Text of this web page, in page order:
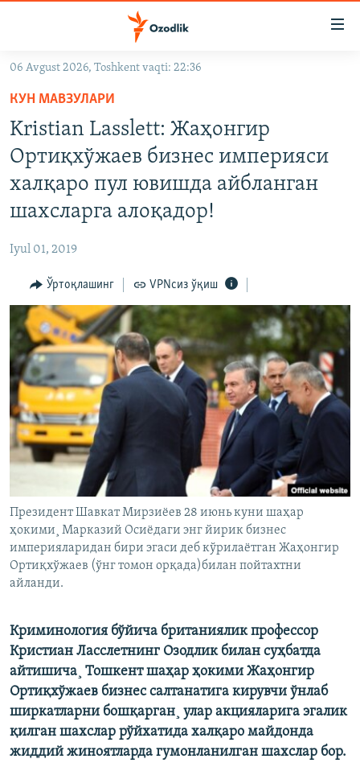
Асосий
навигацияга
ўтинг
Қидиришга
ўтинг
На русском
Озодлик бошқа тилларда
06 Avgust 2026, Toshkent vaqti: 22:36
КУН МАВЗУЛАРИ
Kristian Lasslett: Жаҳонгир
Ортиқхўжаев бизнес империяси
халқаро пул ювишда айбланган
шахсларга алоқадор!
Iyul 01, 2019
Ўртоқлашинг VPNсиз ўқиш
Президент Шавкат Мирзиëев 28 июнь куни шаҳар
ҳокими¸ Марказий Осиëдаги энг йирик бизнес
империяларидан бири эгаси деб кўрилаëтган Жаҳонгир
Ортиқхўжаев (ўнг томон орқада)билан пойтахтни
айланди.
Криминология бўйича британиялик профессор
Кристиан Ласслетнинг Озодлик билан суҳбатда
айтишича¸ Тошкент шаҳар ҳокими Жаҳонгир
Ортиқхўжаев бизнес салтанатига кирувчи ўнлаб
ширкатларни бошқарган¸ улар акцияларига эгалик
қилган шахслар рўйхатида халқаро майдонда
жиддий жиноятларда гумонланилган шахслар бор.